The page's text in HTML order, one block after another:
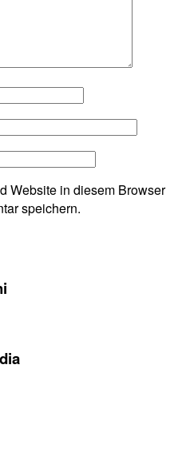
Website in diesem Browser
speichern.